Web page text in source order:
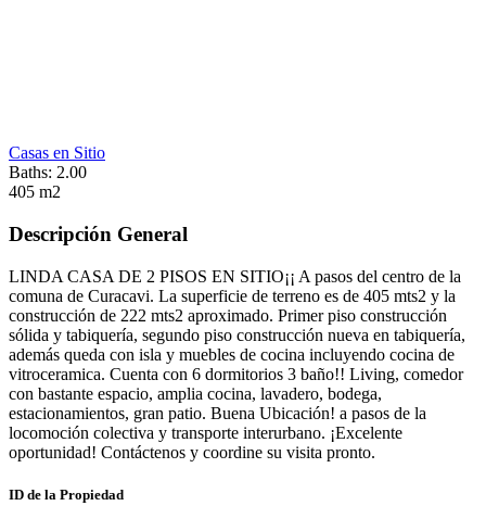
Casas en Sitio
Baths: 2.00
405 m2
Descripción General
LINDA CASA DE 2 PISOS EN SITIO¡¡ A pasos del centro de la
comuna de Curacavi. La superficie de terreno es de 405 mts2 y la
construcción de 222 mts2 aproximado. Primer piso construcción
sólida y tabiquería, segundo piso construcción nueva en tabiquería,
además queda con isla y muebles de cocina incluyendo cocina de
vitroceramica. Cuenta con 6 dormitorios 3 baño!! Living, comedor
con bastante espacio, amplia cocina, lavadero, bodega,
estacionamientos, gran patio. Buena Ubicación! a pasos de la
locomoción colectiva y transporte interurbano. ¡Excelente
oportunidad! Contáctenos y coordine su visita pronto.
ID de la Propiedad